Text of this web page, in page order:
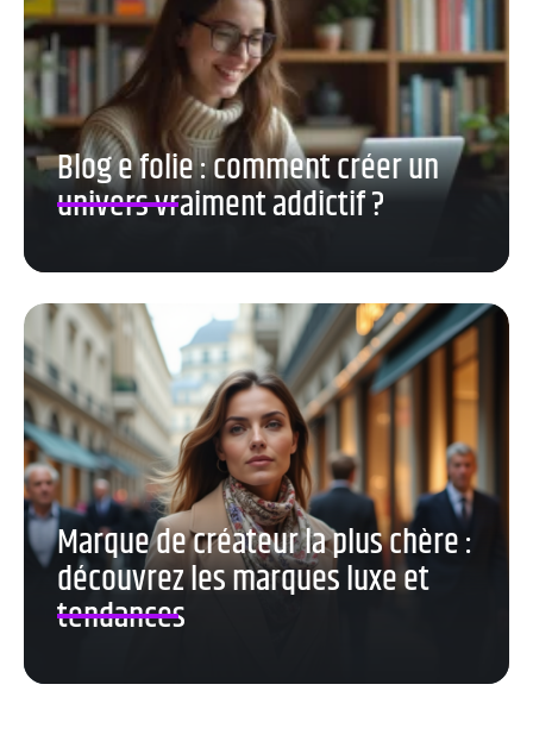
Blog e folie : comment créer un
univers vraiment addictif ?
Marque de créateur la plus chère :
découvrez les marques luxe et
tendances